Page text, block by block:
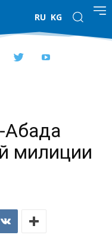
RU KG
милиции